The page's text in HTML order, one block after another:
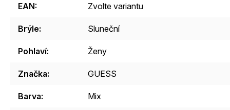
EAN: Zvolte variantu
Brýle: Sluneční
Pohlaví: Ženy
Značka: GUESS
Barva: Mix